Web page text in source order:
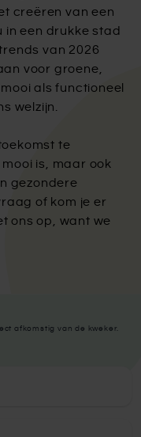
creëren van een
in een drukke stad
van 2026
voor groene,
als functioneel
welzijn.
te
is, maar ook
gezondere
of kom je er
ons op, want we
afkomstig van de kweker.